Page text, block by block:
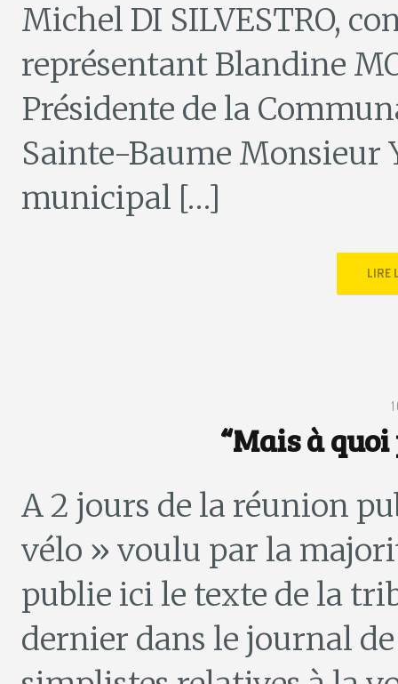
Michel DI SILVESTRO,
représentant Blandine
Présidente de la
Sainte-Baume Monsieur
municipal […]
LIRE
“Mais à
A 2 jours de la réunion
vélo » voulu par la
publie ici le texte de la
dernier dans le journal